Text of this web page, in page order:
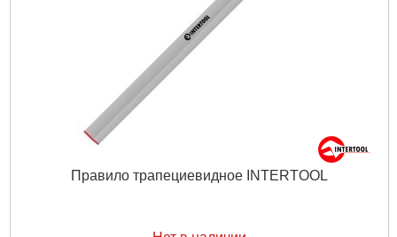
Правило трапециевидное INTERTOOL